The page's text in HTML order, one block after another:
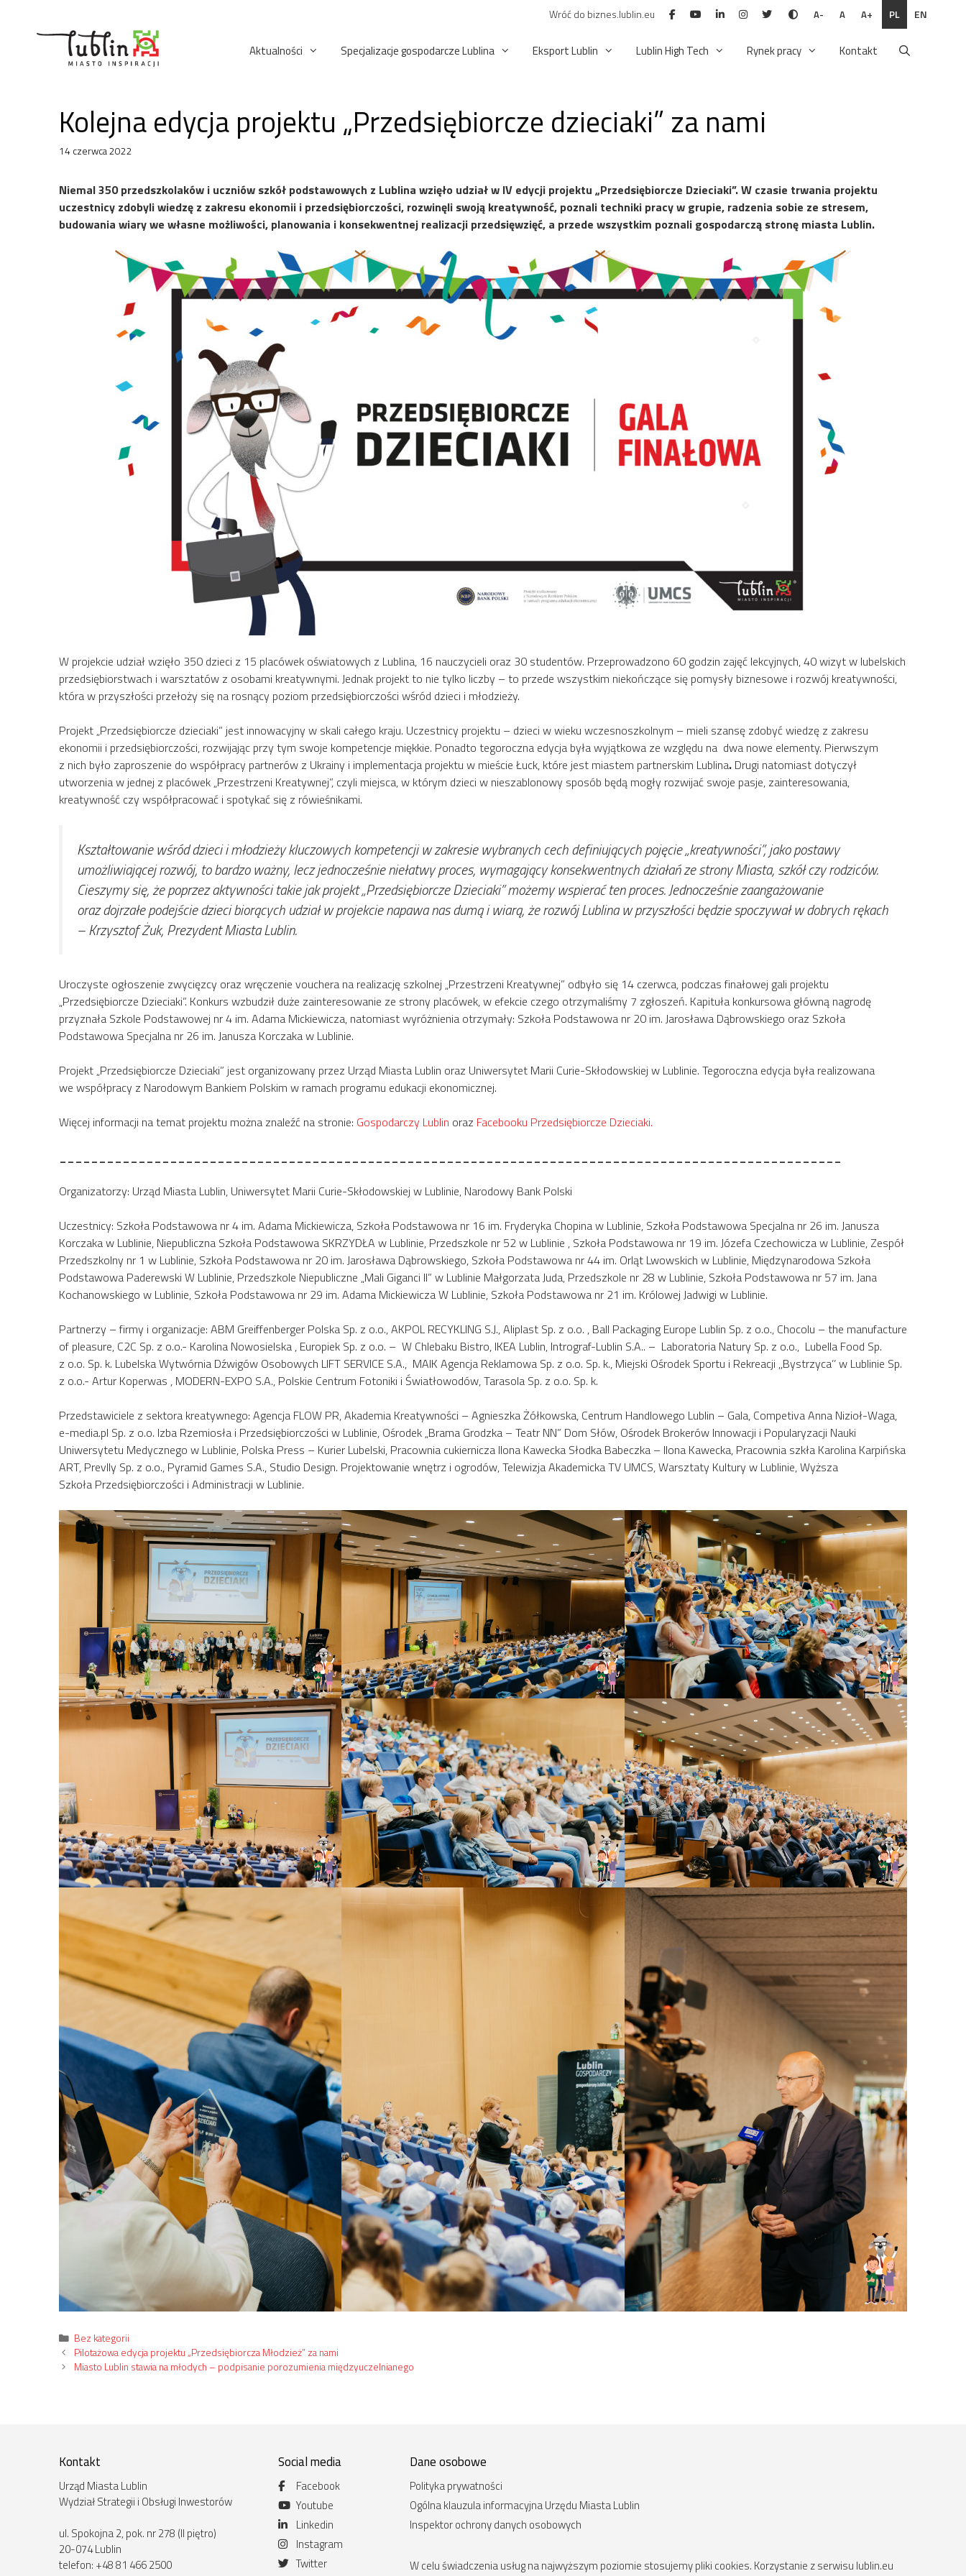
Wróć do biznes.lublin.eu A- A A+ PL EN
Aktualności Specjalizacje gospodarcze Lublina Eksport Lublin Lublin High Tech Rynek pracy Kontakt
Kolejna edycja projektu „Przedsiębiorcze dzieciaki” za nami
14 czerwca 2022
Niemal 350 przedszkolaków i uczniów szkół podstawowych z Lublina wzięło udział w IV edycji projektu „Przedsiębiorcze Dzieciaki”. W czasie trwania projektu
uczestnicy zdobyli wiedzę z zakresu ekonomii i przedsiębiorczości, rozwinęli swoją kreatywność, poznali techniki pracy w grupie, radzenia sobie ze stresem,
budowania wiary we własne możliwości, planowania i konsekwentnej realizacji przedsięwzięć, a przede wszystkim poznali gospodarczą stronę miasta Lublin.
W projekcie udział wzięło 350 dzieci z 15 placówek oświatowych z Lublina, 16 nauczycieli oraz 30 studentów. Przeprowadzono 60 godzin zajęć lekcyjnych, 40 wizyt w lubelskich
przedsiębiorstwach i warsztatów z osobami kreatywnymi. Jednak projekt to nie tylko liczby – to przede wszystkim niekończące się pomysły biznesowe i rozwój kreatywności,
która w przyszłości przełoży się na rosnący poziom przedsiębiorczości wśród dzieci i młodzieży.
Projekt „Przedsiębiorcze dzieciaki” jest innowacyjny w skali całego kraju. Uczestnicy projektu – dzieci w wieku wczesnoszkolnym – mieli szansę zdobyć wiedzę z zakresu
ekonomii i przedsiębiorczości, rozwijając przy tym swoje kompetencje miękkie. Ponadto tegoroczna edycja była wyjątkowa ze względu na dwa nowe elementy. Pierwszym
z nich było zaproszenie do współpracy partnerów z Ukrainy i implementacja projektu w mieście Łuck, które jest miastem partnerskim Lublina. Drugi natomiast dotyczył
utworzenia w jednej z placówek „Przestrzeni Kreatywnej”, czyli miejsca, w którym dzieci w nieszablonowy sposób będą mogły rozwijać swoje pasje, zainteresowania,
kreatywność czy współpracować i spotykać się z rówieśnikami.
Kształtowanie wśród dzieci i młodzieży kluczowych kompetencji w zakresie wybranych cech definiujących pojęcie „kreatywności”, jako postawy
umożliwiającej rozwój, to bardzo ważny, lecz jednocześnie niełatwy proces, wymagający konsekwentnych działań ze strony Miasta, szkół czy rodziców.
Cieszymy się, że poprzez aktywności takie jak projekt „Przedsiębiorcze Dzieciaki” możemy wspierać ten proces. Jednocześnie zaangażowanie
oraz dojrzałe podejście dzieci biorących udział w projekcie napawa nas dumą i wiarą, że rozwój Lublina w przyszłości będzie spoczywał w dobrych rękach
– Krzysztof Żuk, Prezydent Miasta Lublin.
Uroczyste ogłoszenie zwycięzcy oraz wręczenie vouchera na realizację szkolnej „Przestrzeni Kreatywnej” odbyło się 14 czerwca, podczas finałowej gali projektu
„Przedsiębiorcze Dzieciaki”. Konkurs wzbudził duże zainteresowanie ze strony placówek, w efekcie czego otrzymaliśmy 7 zgłoszeń. Kapituła konkursowa główną nagrodę
przyznała Szkole Podstawowej nr 4 im. Adama Mickiewicza, natomiast wyróżnienia otrzymały: Szkoła Podstawowa nr 20 im. Jarosława Dąbrowskiego oraz Szkoła
Podstawowa Specjalna nr 26 im. Janusza Korczaka w Lublinie.
Projekt „Przedsiębiorcze Dzieciaki” jest organizowany przez Urząd Miasta Lublin oraz Uniwersytet Marii Curie-Skłodowskiej w Lublinie. Tegoroczna edycja była realizowana
we współpracy z Narodowym Bankiem Polskim w ramach programu edukacji ekonomicznej.
Więcej informacji na temat projektu można znaleźć na stronie: Gospodarczy Lublin oraz Facebooku Przedsiębiorcze Dzieciaki.
Organizatorzy: Urząd Miasta Lublin, Uniwersytet Marii Curie-Skłodowskiej w Lublinie, Narodowy Bank Polski
Uczestnicy: Szkoła Podstawowa nr 4 im. Adama Mickiewicza, Szkoła Podstawowa nr 16 im. Fryderyka Chopina w Lublinie, Szkoła Podstawowa Specjalna nr 26 im. Janusza
Korczaka w Lublinie, Niepubliczna Szkoła Podstawowa SKRZYDŁA w Lublinie, Przedszkole nr 52 w Lublinie , Szkoła Podstawowa nr 19 im. Józefa Czechowicza w Lublinie, Zespół
Przedszkolny nr 1 w Lublinie, Szkoła Podstawowa nr 20 im. Jarosława Dąbrowskiego, Szkoła Podstawowa nr 44 im. Orląt Lwowskich w Lublinie, Międzynarodowa Szkoła
Podstawowa Paderewski W Lublinie, Przedszkole Niepubliczne „Mali Giganci II” w Lublinie Małgorzata Juda, Przedszkole nr 28 w Lublinie, Szkoła Podstawowa nr 57 im. Jana
Kochanowskiego w Lublinie, Szkoła Podstawowa nr 29 im. Adama Mickiewicza W Lublinie, Szkoła Podstawowa nr 21 im. Królowej Jadwigi w Lublinie.
Partnerzy – firmy i organizacje: ABM Greiffenberger Polska Sp. z o.o., AKPOL RECYKLING S.J., Aliplast Sp. z o.o. , Ball Packaging Europe Lublin Sp. z o.o., Chocolu – the manufacture
of pleasure, C2C Sp. z o.o.- Karolina Nowosielska , Europiek Sp. z o.o. – W Chlebaku Bistro, IKEA Lublin, Intrograf-Lublin S.A.. – Laboratoria Natury Sp. z o.o., Lubella Food Sp.
z o.o. Sp. k. Lubelska Wytwórnia Dźwigów Osobowych LIFT SERVICE S.A., MAIK Agencja Reklamowa Sp. z o.o. Sp. k., Miejski Ośrodek Sportu i Rekreacji ,,Bystrzyca’’ w Lublinie Sp.
z o.o.- Artur Koperwas , MODERN-EXPO S.A., Polskie Centrum Fotoniki i Światłowodów, Tarasola Sp. z o.o. Sp. k.
Przedstawiciele z sektora kreatywnego: Agencja FLOW PR, Akademia Kreatywności – Agnieszka Żółkowska, Centrum Handlowego Lublin – Gala, Competiva Anna Nizioł-Waga,
e-media.pl Sp. z o.o. Izba Rzemiosła i Przedsiębiorczości w Lublinie, Ośrodek „Brama Grodzka – Teatr NN” Dom Słów, Ośrodek Brokerów Innowacji i Popularyzacji Nauki
Uniwersytetu Medycznego w Lublinie, Polska Press – Kurier Lubelski, Pracownia cukiernicza Ilona Kawecka Słodka Babeczka – Ilona Kawecka, Pracownia szkła Karolina Karpińska
ART, Prevlly Sp. z o.o., Pyramid Games S.A., Studio Design. Projektowanie wnętrz i ogrodów, Telewizja Akademicka TV UMCS, Warsztaty Kultury w Lublinie, Wyższa
Szkoła Przedsiębiorczości i Administracji w Lublinie.
Kategorie
Bez kategorii
Pilotażowa edycja projektu „Przedsiębiorcza Młodzież” za nami
Miasto Lublin stawia na młodych – podpisanie porozumienia międzyuczelnianego
Kontakt
Urząd Miasta Lublin
Wydział Strategii i Obsługi Inwestorów
ul. Spokojna 2, pok. nr 278 (II piętro)
20-074 Lublin
telefon: +48 81 466 2500
Social media
Facebook
Youtube
Linkedin
Instagram
Twitter
Dane osobowe
Polityka prywatności
Ogólna klauzula informacyjna Urzędu Miasta Lublin
Inspektor ochrony danych osobowych
W celu świadczenia usług na najwyższym poziomie stosujemy pliki cookies. Korzystanie z serwisu lublin.eu